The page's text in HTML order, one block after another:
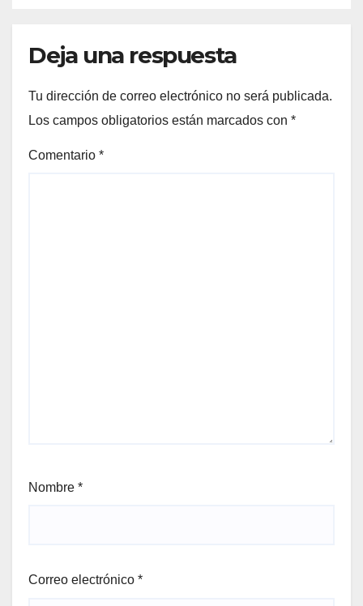
Deja una respuesta
Tu dirección de correo electrónico no será publicada.
Los campos obligatorios están marcados con *
Comentario *
Nombre *
Correo electrónico *